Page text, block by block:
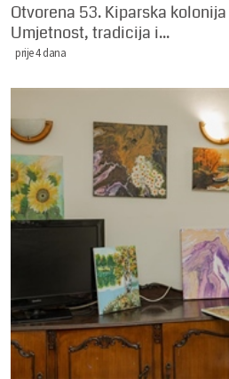
Otvorena 53. Kiparska
Umjetnost, tradicija i...
prije 4 dana